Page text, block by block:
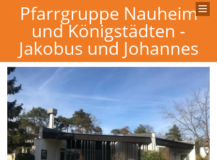
Pfarrgruppe Nauheim
und Königstädten -
Jakobus und Johannes